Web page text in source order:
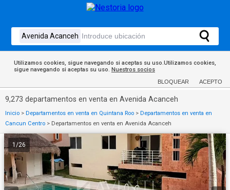
Utilizamos cookies, sigue navegando si aceptas su uso.Utilizamos cookies,
sigue navegando si aceptas su uso. Nuestros socios
BLOQUEAR ACEPTO
9,273 departamentos en venta en Avenida Acanceh
Inicio > Departamentos en venta en Quintana Roo > Departamentos en venta en
Cancun Centro > Departamentos en venta en Avenida Acanceh
1 /26